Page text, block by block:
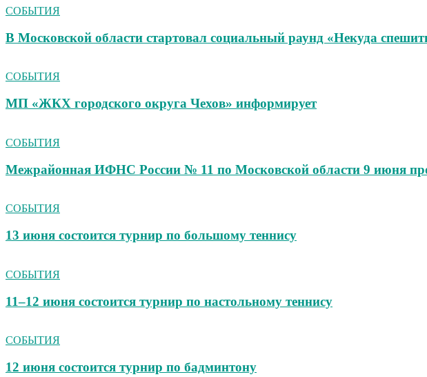
СОБЫТИЯ
В Московской области стартовал социальный раунд «Некуда
СОБЫТИЯ
МП «ЖКХ городского округа Чехов» информирует
СОБЫТИЯ
Межрайонная ИФНС России № 11 по Московской области 9 июня
СОБЫТИЯ
13 июня состоится турнир по большому теннису
СОБЫТИЯ
11–12 июня состоится турнир по настольному теннису
СОБЫТИЯ
12 июня состоится турнир по бадминтону